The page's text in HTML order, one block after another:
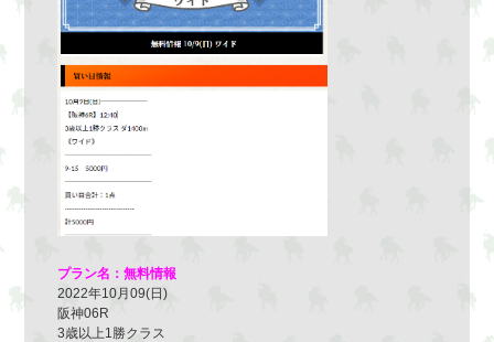
プラン名：無料情報
2022年10月09(日)
阪神06R
3歳以上1勝クラス